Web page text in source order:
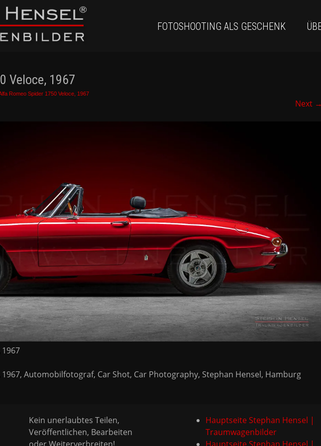
FOTOSHOOTING ALS GESCHENK
Veloce, 1967
Romeo Spider 1750 Veloce, 1967
Next →
1967, Automobilfotograf, Car Shot, Car Photography, Stephan Hensel, Hamburg
Kein unerlaubtes Teilen,
Veröffentlichen, Bearbeiten
Hauptseite Stephan Hensel |
Traumwagenbilder